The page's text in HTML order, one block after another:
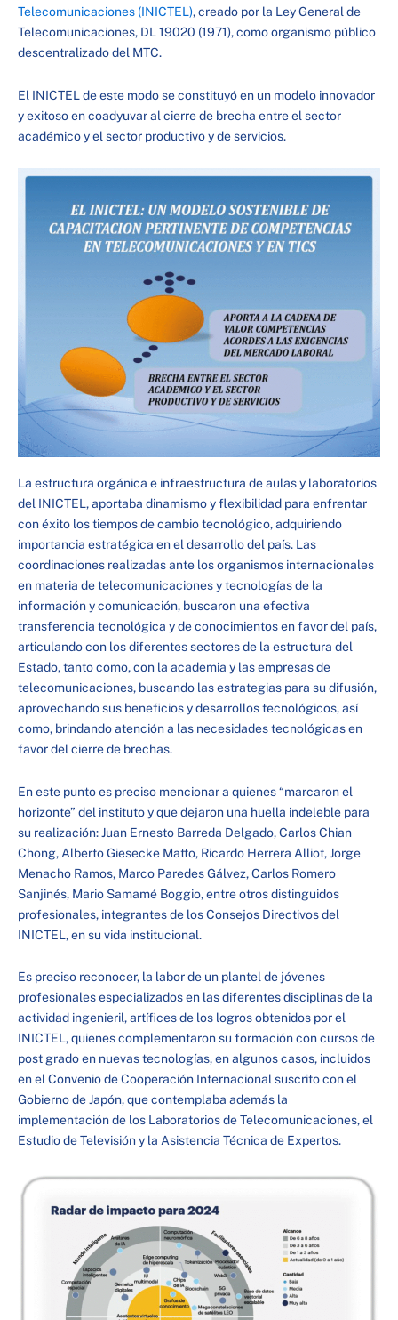
Telecomunicaciones (INICTEL), creado por la Ley General de
Telecomunicaciones, DL 19020 (1971), como organismo público
descentralizado del MTC.
El INICTEL de este modo se constituyó en un modelo innovador
y exitoso en coadyuvar al cierre de brecha entre el sector
académico y el sector productivo y de servicios.
La estructura orgánica e infraestructura de aulas y laboratorios
del INICTEL, aportaba dinamismo y flexibilidad para enfrentar
con éxito los tiempos de cambio tecnológico, adquiriendo
importancia estratégica en el desarrollo del país. Las
coordinaciones realizadas ante los organismos internacionales
en materia de telecomunicaciones y tecnologías de la
información y comunicación, buscaron una efectiva
transferencia tecnológica y de conocimientos en favor del país,
articulando con los diferentes sectores de la estructura del
Estado, tanto como, con la academia y las empresas de
telecomunicaciones, buscando las estrategias para su difusión,
aprovechando sus beneficios y desarrollos tecnológicos, así
como, brindando atención a las necesidades tecnológicas en
favor del cierre de brechas.
En este punto es preciso mencionar a quienes “marcaron el
horizonte” del instituto y que dejaron una huella indeleble para
su realización: Juan Ernesto Barreda Delgado, Carlos Chian
Chong, Alberto Giesecke Matto, Ricardo Herrera Alliot, Jorge
Menacho Ramos, Marco Paredes Gálvez, Carlos Romero
Sanjinés, Mario Samamé Boggio, entre otros distinguidos
profesionales, integrantes de los Consejos Directivos del
INICTEL, en su vida institucional.
Es preciso reconocer, la labor de un plantel de jóvenes
profesionales especializados en las diferentes disciplinas de la
actividad ingenieril, artífices de los logros obtenidos por el
INICTEL, quienes complementaron su formación con cursos de
post grado en nuevas tecnologías, en algunos casos, incluidos
en el Convenio de Cooperación Internacional suscrito con el
Gobierno de Japón, que contemplaba además la
implementación de los Laboratorios de Telecomunicaciones, el
Estudio de Televisión y la Asistencia Técnica de Expertos.